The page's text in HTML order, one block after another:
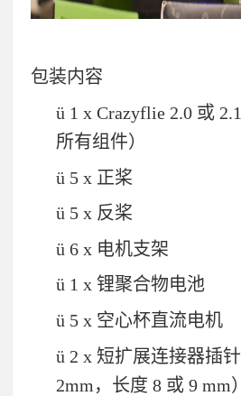
包装内容
ü 1 x Crazyflie 2.0 或 2.1
所有组件）
ü 5 x 正桨
ü 5 x 反桨
ü 6 x 电机支架
ü 1 x 锂聚合物电池
ü 5 x 空心杯直流电机
ü 2 x 短扩展连接器插
2mm ，长度 8 或 9 mm）